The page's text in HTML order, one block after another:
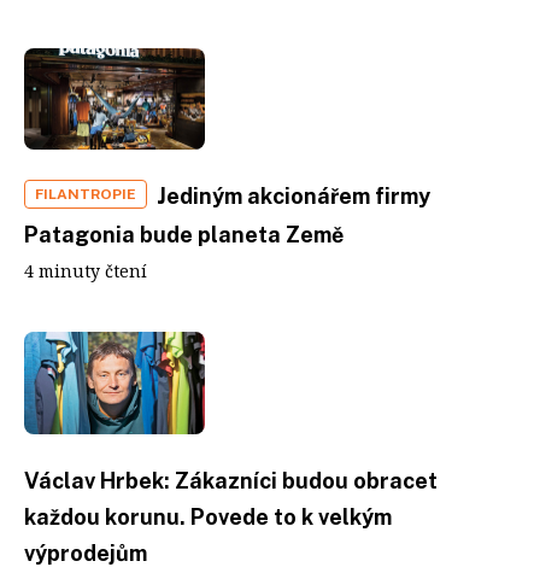
FILANTROPIE
Jediným akcionářem firmy
Patagonia bude planeta Země
4 minuty čtení
Václav Hrbek: Zákazníci budou obracet
každou korunu. Povede to k velkým
výprodejům